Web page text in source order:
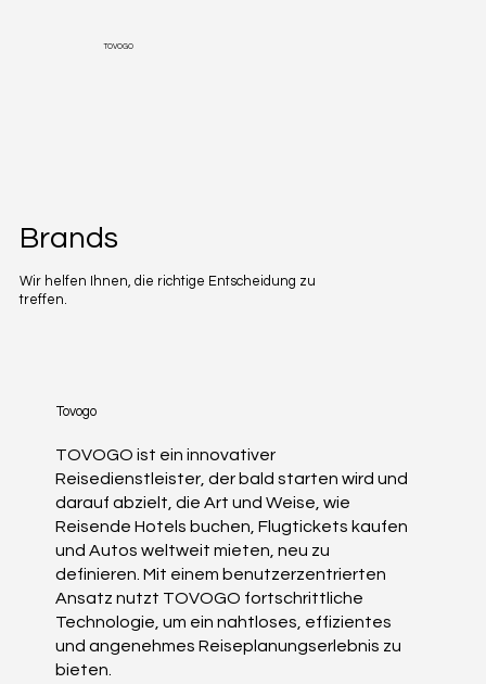
TOVOGO
Brands
Wir helfen Ihnen, die richtige Entscheidung zu
treffen.
Tovogo
TOVOGO ist ein innovativer
Reisedienstleister, der bald starten wird und
darauf abzielt, die Art und Weise, wie
Reisende Hotels buchen, Flugtickets kaufen
und Autos weltweit mieten, neu zu
definieren. Mit einem benutzerzentrierten
Ansatz nutzt TOVOGO fortschrittliche
Technologie, um ein nahtloses, effizientes
und angenehmes Reiseplanungserlebnis zu
bieten.